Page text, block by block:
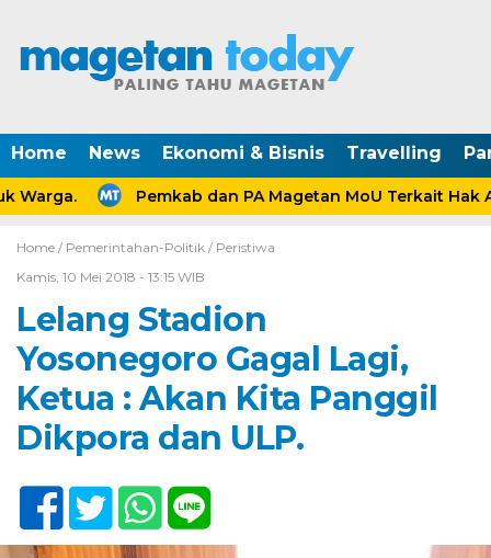
Home News Ekonomi & Bisnis Travelling
Pemkab dan PA Magetan MoU Terkait Hak
Home / Pemerintahan-Politik / Peristiwa
Kamis, 10 Mei 2018 - 13:15 WIB
Lelang Stadion
Yosonegoro Gagal Lagi,
Ketua : Akan Kita Panggil
Dikpora dan ULP.